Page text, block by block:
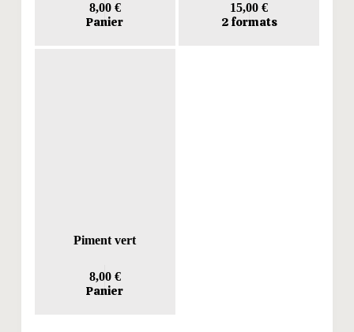
8,00 €
Panier
15,00€
2 formats
Piment vert
8,00 €
Panier